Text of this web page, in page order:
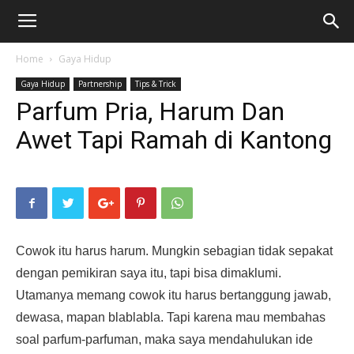
Home Gaya Hidup
Gaya Hidup Partnership Tips & Trick
Parfum Pria, Harum Dan
Awet Tapi Ramah di Kantong
Cowok itu harus harum. Mungkin sebagian tidak sepakat
dengan pemikiran saya itu, tapi bisa dimaklumi.
Utamanya memang cowok itu harus bertanggung jawab,
dewasa, mapan blablabla. Tapi karena mau membahas
soal parfum-parfuman, maka saya mendahulukan ide